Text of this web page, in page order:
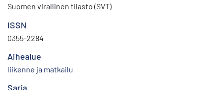
Suomen virallinen tilasto (SVT)
ISSN
0355-2284
Aihealue
liikenne ja matkailu
Sarja